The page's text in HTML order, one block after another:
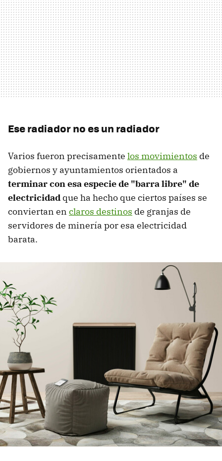
Ese radiador no es un radiador
Varios fueron precisamente los movimientos de
gobiernos y ayuntamientos orientados a
terminar con esa especie de "barra libre" de
electricidad que ha hecho que ciertos países se
conviertan en claros destinos de granjas de
servidores de minería por esa electricidad
barata.